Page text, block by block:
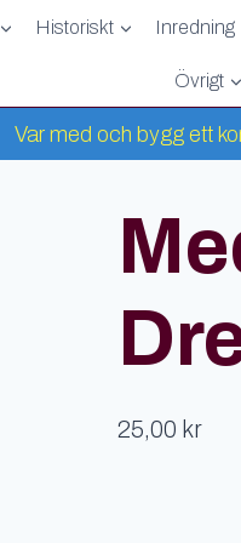
Historiskt Inredning
Övrigt
Var med och bygg ett
25,00 kr